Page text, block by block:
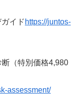
イド https://juntos-
（特別価格4,980
assessment/